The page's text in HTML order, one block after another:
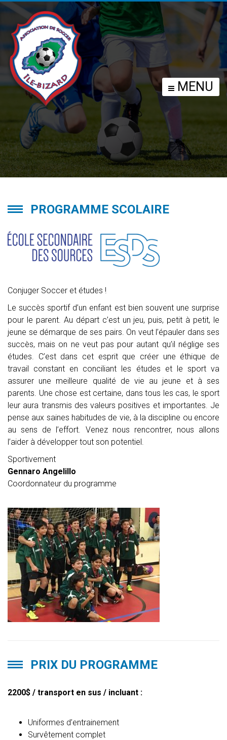
MENU
PROGRAMME
SCOLAIRE
PROGRAMME SCOLAIRE
Conjuger Soccer et études !
Le succès sportif d’un enfant est bien souvent une surprise
pour le parent. Au départ c’est un jeu, puis, petit à petit, le
jeune se démarque de ses pairs. On veut l’épauler dans ses
succès, mais on ne veut pas pour autant qu’il néglige ses
études. C’est dans cet esprit que créer une éthique de
travail constant en conciliant les études et le sport va
assurer une meilleure qualité de vie au jeune et à ses
parents. Une chose est certaine, dans tous les cas, le sport
leur aura transmis des valeurs positives et importantes. Je
pense aux saines habitudes de vie, à la discipline ou encore
au sens de l’effort. Venez nous rencontrer, nous allons
l’aider à développer tout son potentiel.
Sportivement
Gennaro Angelillo
Coordonnateur du programme
PRIX DU PROGRAMME
2200$ / transport en sus / incluant :
Uniformes d’entrainement
Survêtement complet